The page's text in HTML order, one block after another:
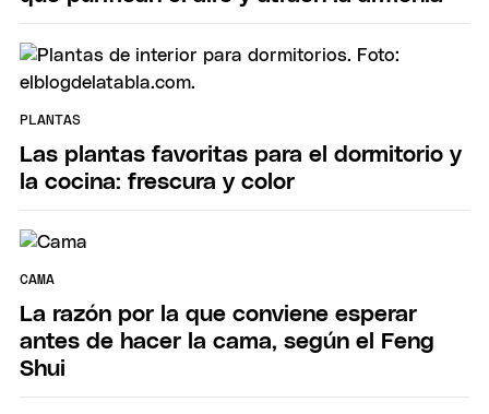
PLANTAS
Las plantas favoritas para el dormitorio y
la cocina: frescura y color
CAMA
La razón por la que conviene esperar
antes de hacer la cama, según el Feng
Shui